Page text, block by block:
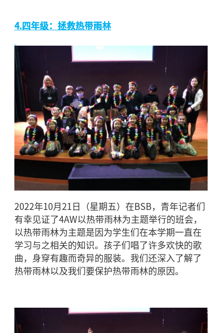
4.四年级：拯救热带雨林
2022年10月21日（星期五）在BSB，青年记者们
有幸见证了4AW以热带雨林为主题举行的班会，
以热带雨林为主题是因为学生们在本学期一直在
学习与之相关的知识。孩子们唱了许多欢快的歌
曲，身穿有趣而奇异的服装。我们还深入了解了
热带雨林以及我们要保护热带雨林的原因。